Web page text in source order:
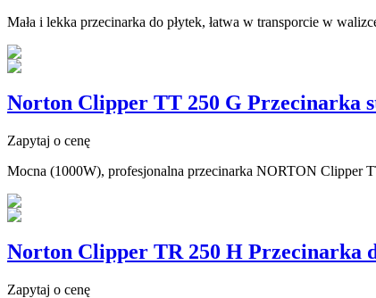
Mała i lekka przecinarka do płytek, łatwa w transporcie w
Norton Clipper TT 250 G Przecinarka
Zapytaj o cenę
Mocna (1000W), profesjonalna przecinarka NORTON Clipper
Norton Clipper TR 250 H Przecinarka
Zapytaj o cenę